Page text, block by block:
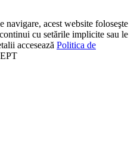
navigare, acest website foloseşte
cu setările implicite sau le
accesează Politica de